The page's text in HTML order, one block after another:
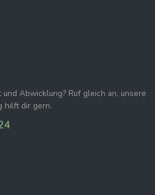
und Abwicklung? Ruf gleich an, unsere
hilft dir gern.